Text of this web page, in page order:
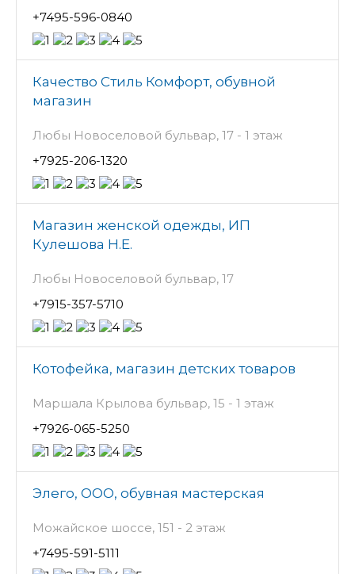
+7495-596-0840
Качество Стиль Комфорт, обувной
магазин
Любы Новоселовой бульвар, 17 - 1 этаж
+7925-206-1320
Магазин женской одежды, ИП
Кулешова Н.Е.
Любы Новоселовой бульвар, 17
+7915-357-5710
Котофейка, магазин детских товаров
Маршала Крылова бульвар, 15 - 1 этаж
+7926-065-5250
Элего, ООО, обувная мастерская
Можайское шоссе, 151 - 2 этаж
+7495-591-5111